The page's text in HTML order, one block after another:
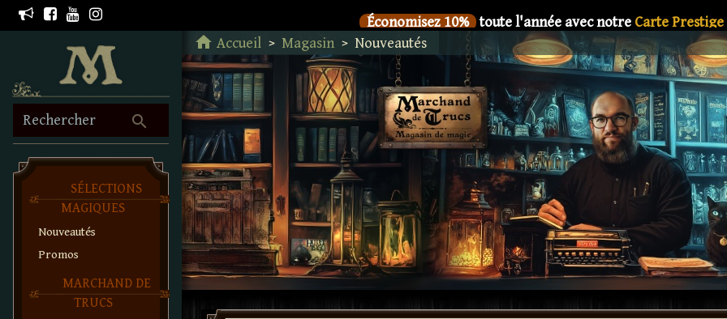
Économisez 10% toute l'année avec notre Carte Prestige
SIX Le nouveau livre deDani DaOrtiz en précommande
Économisez 10%
toute l'année avec notreCarte Prestige
SIX Le nouveau livre deDani DaOrtiz en précommande
Économisez 10% toute l'année avec notreCarte Prestige
SIX Le nouveau livre deDani DaOrtiz en précommande
Économisez 10%
toute l'année avec notre Carte Prestige
SIX Le nouveau livre deDani DaOrtiz en précommande
Économisez 10% toute l'année avec notreCarte Prestige
SIX Le nouveau livre deDani DaOrtiz en précommande
search
Rechercher
SÉLECTIONS
MAGIQUES
Nouveautés
Promos
MARCHAND DE
TRUCS
home Accueil Magasin Nouveautés
Retour à l'accueil